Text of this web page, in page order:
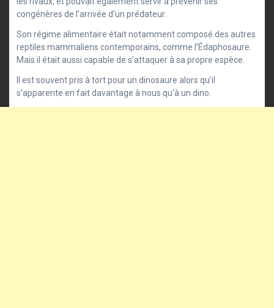
congénères de l’arrivée d’un prédateur.
Son régime alimentaire était notamment composé des autres
reptiles mammaliens contemporains, comme l’Édaphosaure.
Mais il était aussi capable de s’attaquer à sa propre espèce.
Il est souvent pris à tort pour un dinosaure alors qu’il
s’apparente en fait davantage à nous qu’à un dino.